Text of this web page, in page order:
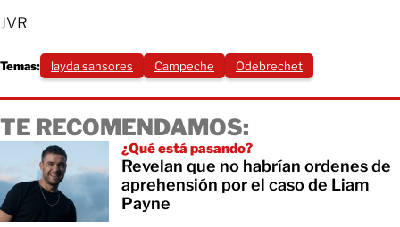
JVR
Temas: layda sansores Campeche Odebrechet
TE RECOMENDAMOS:
¿Qué está pasando?
Revelan que no habrían ordenes de
aprehensión por el caso de Liam
Payne